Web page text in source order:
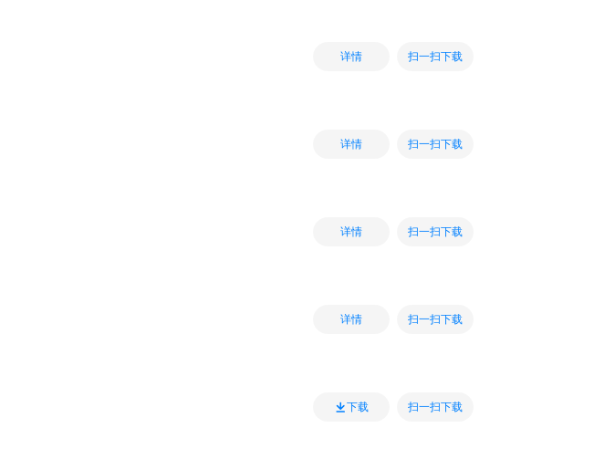
详情 扫一扫下载
详情 扫一扫下载
详情 扫一扫下载
详情 扫一扫下载
下载 扫一扫下载